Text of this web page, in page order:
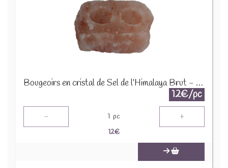
Bougeoirs en cristal de Sel de l’Himalaya Brut - 2 Bougies
12€/pc
- 1 pc +
12€